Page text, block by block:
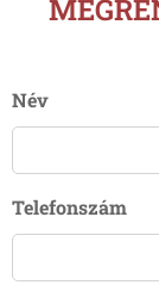
Név
Telefonszám